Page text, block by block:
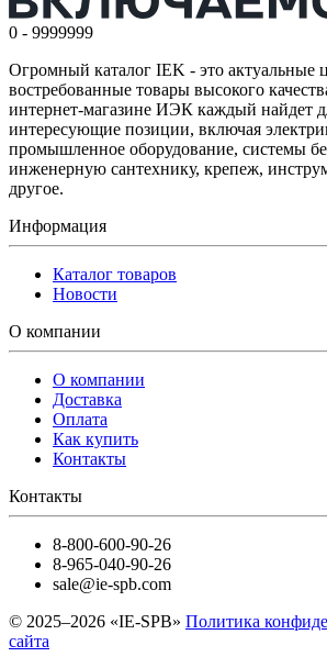
0 - 9999999
Огромный каталог IEK - это актуальные
востребованные товары высокого
интернет-магазине ИЭК каждый найдет
интересующие позиции, включая
промышленное оборудование, системы
инженерную сантехнику, крепеж,
другое.
Информация
Каталог товаров
Новости
О компании
О компании
Доставка
Оплата
Как купить
Контакты
Контакты
8-800-600-90-26
8-965-040-90-26
sale@ie-spb.com
© 2025–2026 «IE-SPB» Политика
сайта